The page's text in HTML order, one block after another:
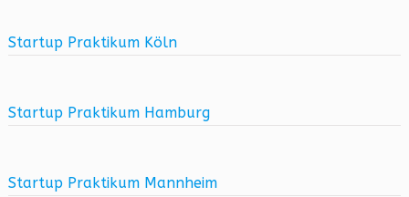
Startup Praktikum Köln
Startup Praktikum Hamburg
Startup Praktikum Mannheim